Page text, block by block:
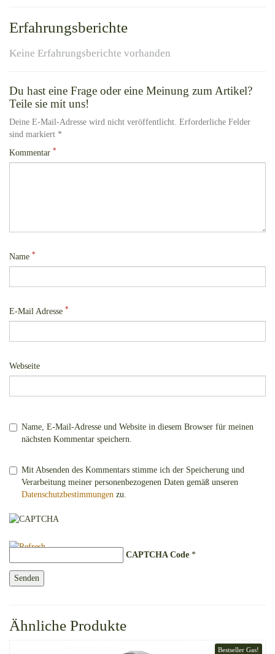
Erfahrungsberichte
Keine Erfahrungsberichte vorhanden
Du hast eine Frage oder eine Meinung zum Artikel?
Teile sie mit uns!
Deine E-Mail-Adresse wird nicht veröffentlicht. Erforderliche Felder
sind markiert *
Kommentar *
Name *
E-Mail Adresse *
Webseite
Name, E-Mail-Adresse und Website in diesem Browser für meinen
nächsten Kommentar speichern.
Mit Absenden des Kommentars stimme ich der Speicherung und
Verarbeitung meiner personenbezogenen Daten gemäß unseren
Datenschutzbestimmungen zu.
CAPTCHA Code *
Ähnliche Produkte
Bestseller Gas!